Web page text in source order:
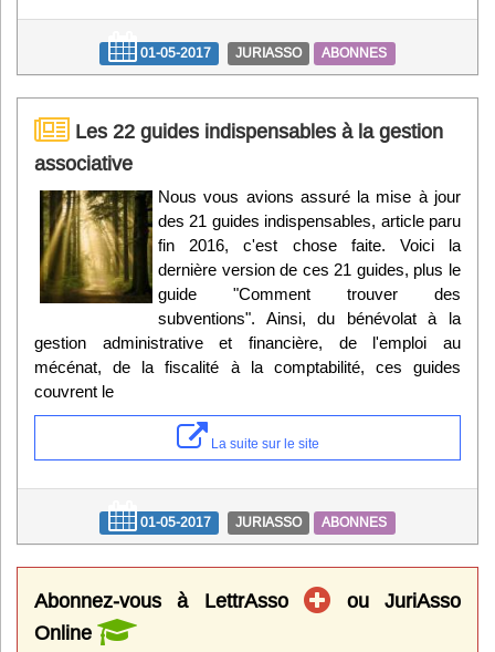
01-05-2017 JURIASSO ABONNES
Les 22 guides indispensables à la gestion
associative
Nous vous avions assuré la mise à jour
des 21 guides indispensables, article paru
fin 2016, c'est chose faite. Voici la
dernière version de ces 21 guides, plus le
guide "Comment trouver des
subventions". Ainsi, du bénévolat à la
gestion administrative et financière, de l'emploi au
mécénat, de la fiscalité à la comptabilité, ces guides
couvrent le
La suite sur le site
01-05-2017 JURIASSO ABONNES
Abonnez-vous à LettrAsso
ou JuriAsso
Online